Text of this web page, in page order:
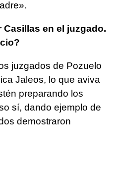
Casillas en el juzgado.
juzgados de Pozuelo
Jaleos, lo que aviva
preparando los
sí, dando ejemplo de
demostraron